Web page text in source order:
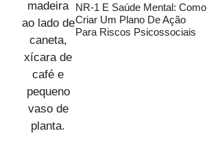
NR-1 E Saúde Mental: Como
Criar Um Plano De Ação
Para Riscos Psicossociais